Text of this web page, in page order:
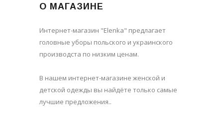
О МАГАЗИНЕ
Интернет-магазин "Elenka" предлагает
головные уборы польского и украинского
производста по низким ценам.
В нашем интернет-магазине женской и
детской одежды вы найдёте только самые
лучшие предложения..